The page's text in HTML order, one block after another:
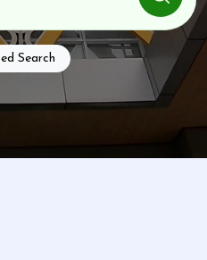
Search